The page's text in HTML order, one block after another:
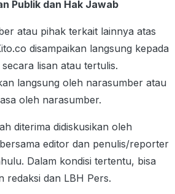
Publik dan Hak Jawab
atau pihak terkait lainnya atas
disampaikan langsung kepada
lisan atau tertulis.
langsung oleh narasumber atau
oleh narasumber.
diterima didiskusikan oleh
editor dan penulis/reporter
Dalam kondisi tertentu, bisa
redaksi dan LBH Pers.